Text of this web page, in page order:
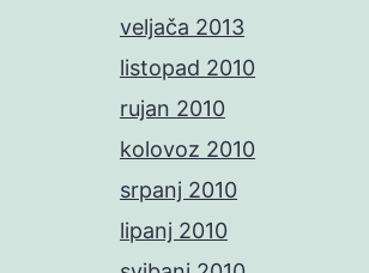
veljača 2013
listopad 2010
rujan 2010
kolovoz 2010
srpanj 2010
lipanj 2010